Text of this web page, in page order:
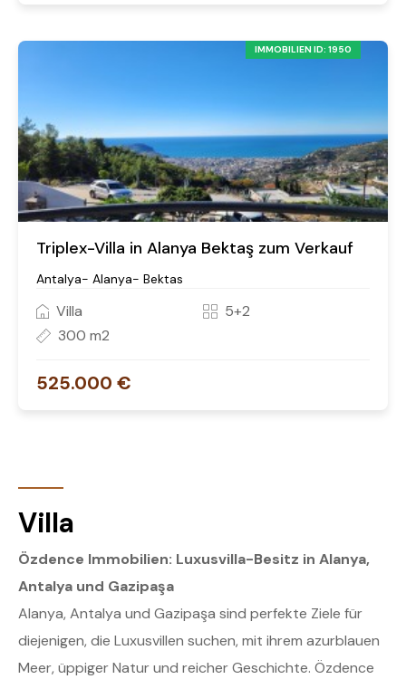
IMMOBILIEN ID: 1950
Triplex-Villa in Alanya Bektaş zum Verkauf
Antalya- Alanya- Bektas
Villa
5+2
300 m2
525.000 €
Villa
Özdence Immobilien: Luxusvilla-Besitz in Alanya,
Antalya und Gazipaşa
Alanya, Antalya und Gazipaşa sind perfekte Ziele für
diejenigen, die Luxusvillen suchen, mit ihrem azurblauen
Meer, üppiger Natur und reicher Geschichte. Özdence